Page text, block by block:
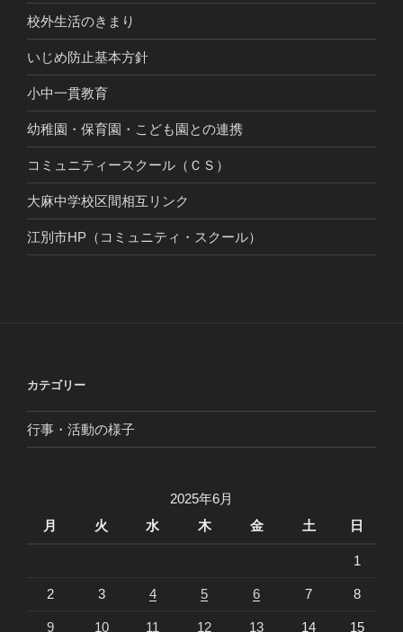
校外生活のきまり
いじめ防止基本方針
小中一貫教育
幼稚園・保育園・こども園との連携
コミュニティースクール（ＣＳ）
大麻中学校区間相互リンク
江別市HP（コミュニティ・スクール）
カテゴリー
行事・活動の様子
2025年6月
月
火 水 木 金 土 日
1
2 3 4 5 6 7 8
9 10 11 12 13 14 15